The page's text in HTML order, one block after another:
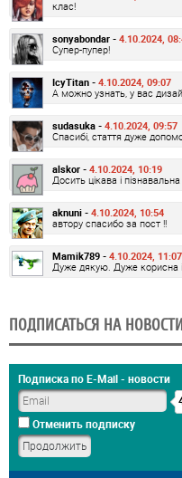
клас!
sonyabondar - 4.10.2024,
Супер-пупер!
IcyTitan - 4.10.2024, 09:07
А можно узнать, у вас
sudasuka - 4.10.2024, 09:57
Спасибі, стаття дуже
alskor - 4.10.2024, 10:19
Досить цікава і
aknuni - 4.10.2024, 10:54
автору спасибо за пост !!
Mamik789 - 4.10.2024, 11:07
Дуже дякую. Дуже корисна
ПОДПИСАТЬСЯ НА
Подписка по E-Mail - новости
Отменить подписку